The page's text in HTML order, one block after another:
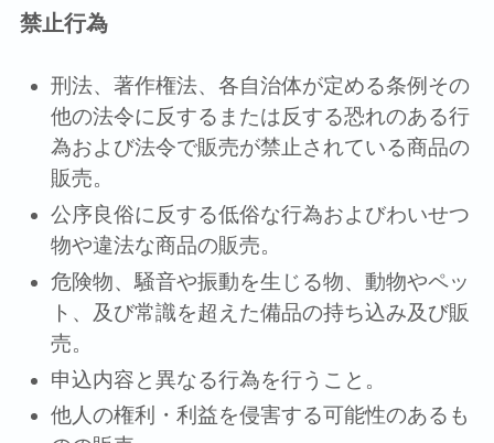
禁⽌⾏為
刑法、著作権法、各自治体が定める条例その
他の法令に反するまたは反する恐れのある⾏
為および法令で販売が禁⽌されている商品の
販売。
公序良俗に反する低俗な⾏為およびわいせつ
物や違法な商品の販売。
危険物、騒⾳や振動を⽣じる物、動物やペッ
ト、及び常識を超えた備品の持ち込み及び販
売。
申込内容と異なる⾏為を⾏うこと。
他⼈の権利・利益を侵害する可能性のあるも